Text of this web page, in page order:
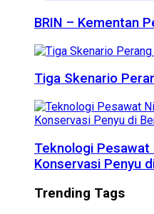
BRIN – Kementan
Tiga Skenario
Teknologi Pesawat
Konservasi Penyu
Trending Tags